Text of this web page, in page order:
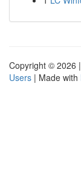
Copyright © 2026 |
Users | Made with